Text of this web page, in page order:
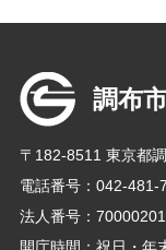
調布
〒182-8511 東京都
電話番号：042-481-
法人番号：